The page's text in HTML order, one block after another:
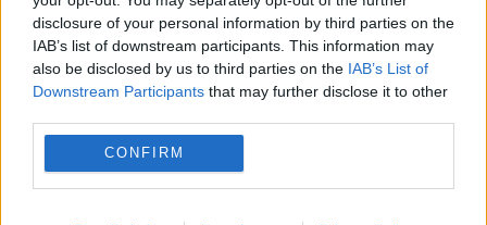
disclosure of your personal information by third parties on the
IAB’s list of downstream participants. This information may
also be disclosed by us to third parties on the IAB’s List of
Downstream Participants that may further disclose it to other
CONFIRM
drept să i-o TĂIEM şi noi puţin"
4 NOIEMBRIE 2014
Premierul Victor Ponta a declarat, luni, la
România Tv, că în cazul unei noi suspendări
din funcţie a preşedintelui Traian Băsescu,